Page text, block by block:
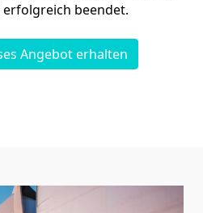
beendet.
Angebot erhalten